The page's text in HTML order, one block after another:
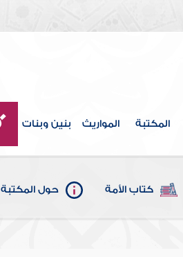
المكتبة المواريث بنين وبنات
كتاب الأمة حول المكتبة